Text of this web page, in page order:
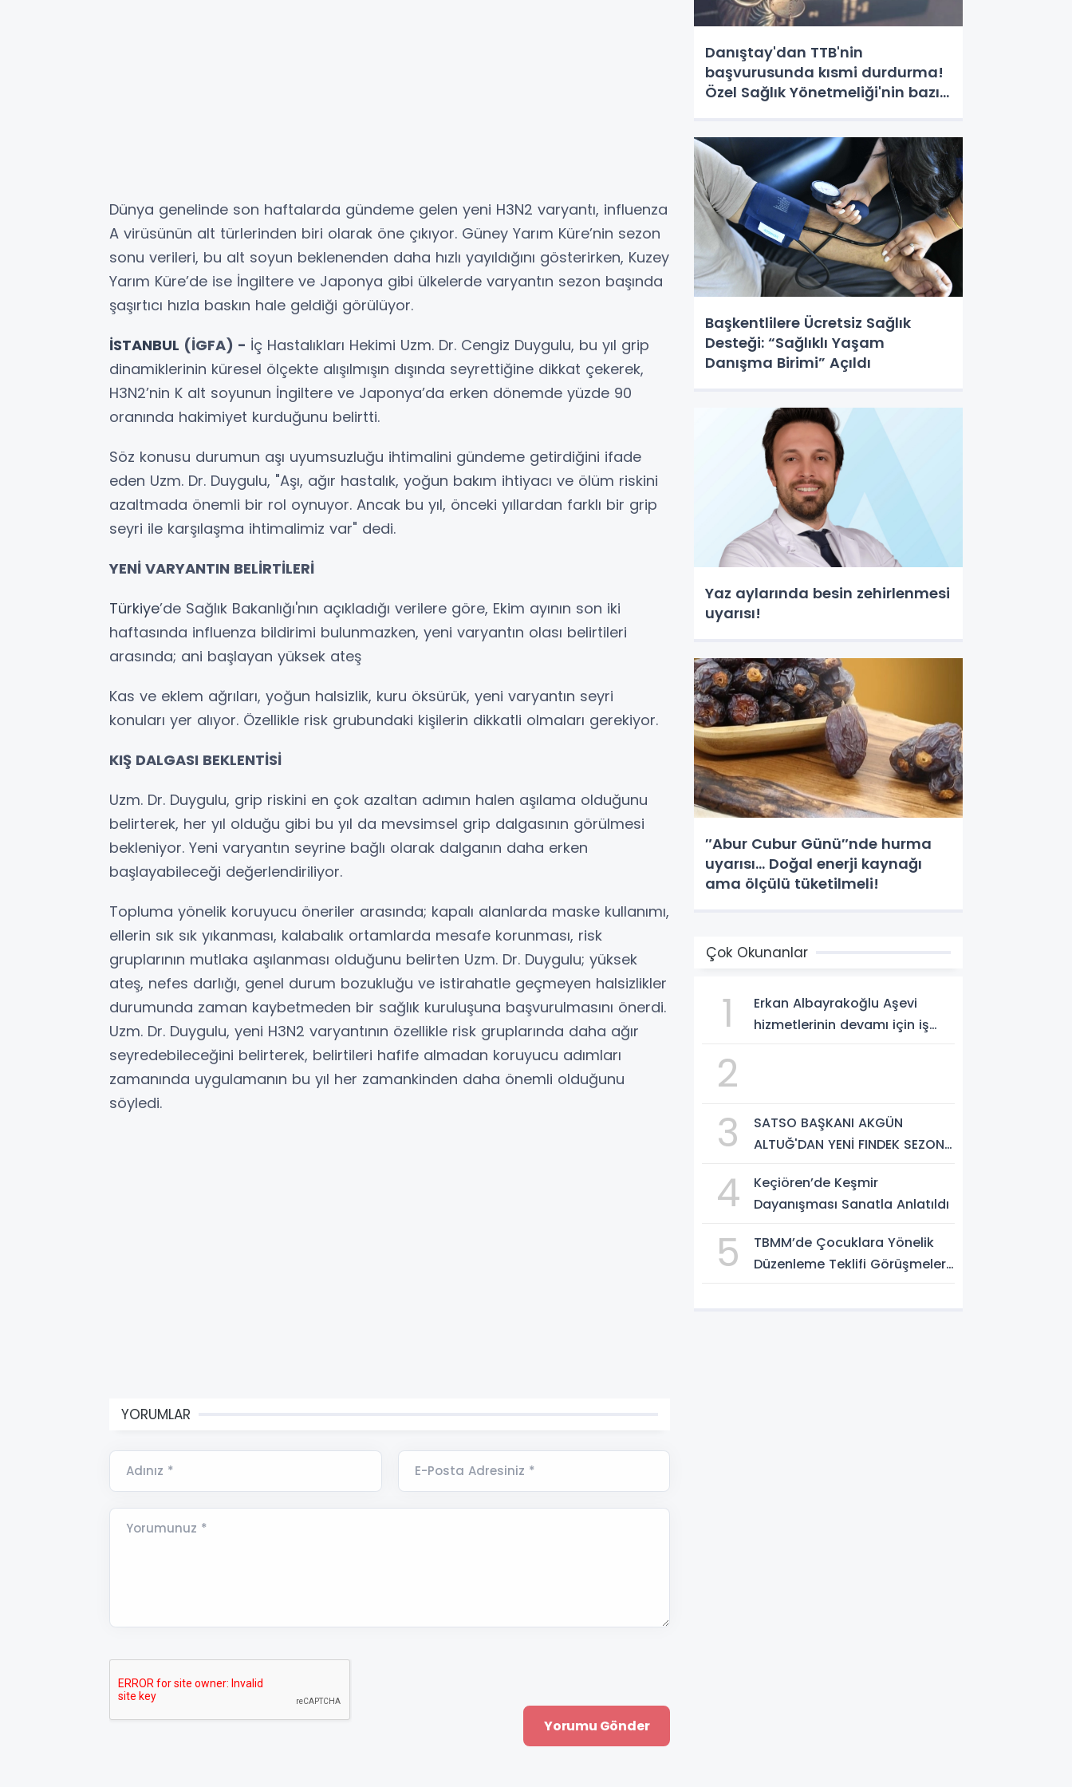
Dünya genelinde son haftalarda gündeme gelen yeni H3N2 varyantı, influenza
A virüsünün alt türlerinden biri olarak öne çıkıyor. Güney Yarım Küre’nin sezon
sonu verileri, bu alt soyun beklenenden daha hızlı yayıldığını gösterirken, Kuzey
Yarım Küre’de ise İngiltere ve Japonya gibi ülkelerde varyantın sezon başında
şaşırtıcı hızla baskın hale geldiği görülüyor.
İSTANBUL (İGFA) - İç Hastalıkları Hekimi Uzm. Dr. Cengiz Duygulu, bu yıl grip
dinamiklerinin küresel ölçekte alışılmışın dışında seyrettiğine dikkat çekerek,
H3N2’nin K alt soyunun İngiltere ve Japonya’da erken dönemde yüzde 90
oranında hakimiyet kurduğunu belirtti.
Söz konusu durumun aşı uyumsuzluğu ihtimalini gündeme getirdiğini ifade
eden Uzm. Dr. Duygulu, "Aşı, ağır hastalık, yoğun bakım ihtiyacı ve ölüm riskini
azaltmada önemli bir rol oynuyor. Ancak bu yıl, önceki yıllardan farklı bir grip
seyri ile karşılaşma ihtimalimiz var" dedi.
YENİ VARYANTIN BELİRTİLERİ
Türkiye’de Sağlık Bakanlığı'nın açıkladığı verilere göre, Ekim ayının son iki
haftasında influenza bildirimi bulunmazken, yeni varyantın olası belirtileri
arasında; ani başlayan yüksek ateş
Kas ve eklem ağrıları, yoğun halsizlik, kuru öksürük, yeni varyantın seyri
konuları yer alıyor. Özellikle risk grubundaki kişilerin dikkatli olmaları gerekiyor.
KIŞ DALGASI BEKLENTİSİ
Uzm. Dr. Duygulu, grip riskini en çok azaltan adımın halen aşılama olduğunu
belirterek, her yıl olduğu gibi bu yıl da mevsimsel grip dalgasının görülmesi
bekleniyor. Yeni varyantın seyrine bağlı olarak dalganın daha erken
başlayabileceği değerlendiriliyor.
Topluma yönelik koruyucu öneriler arasında; kapalı alanlarda maske kullanımı,
ellerin sık sık yıkanması, kalabalık ortamlarda mesafe korunması, risk
gruplarının mutlaka aşılanması olduğunu belirten Uzm. Dr. Duygulu; yüksek
ateş, nefes darlığı, genel durum bozukluğu ve istirahatle geçmeyen halsizlikler
durumunda zaman kaybetmeden bir sağlık kuruluşuna başvurulmasını önerdi.
Uzm. Dr. Duygulu, yeni H3N2 varyantının özellikle risk gruplarında daha ağır
seyredebileceğini belirterek, belirtileri hafife almadan koruyucu adımları
zamanında uygulamanın bu yıl her zamankinden daha önemli olduğunu
söyledi.
YORUMLAR
Adınız * E-Posta Adresiniz *
Yorumunuz *
Danıştay'dan TTB'nin
başvurusunda kısmi durdurma!
Özel Sağlık Yönetmeliği'nin bazı
Başkentlilere Ücretsiz Sağlık
Desteği: “Sağlıklı Yaşam
Danışma Birimi” Açıldı
Yaz aylarında besin zehirlenmesi
uyarısı!
″Abur Cubur Günü″nde hurma
uyarısı... Doğal enerji kaynağı
ama ölçülü tüketilmeli!
Çok Okunanlar
1
Erkan Albayrakoğlu Aşevi
hizmetlerinin devamı için iş
2
3
SATSO BAŞKANI AKGÜN
ALTUĞ'DAN YENİ FINDEK SEZONU
4
Keçiören’de Keşmir
Dayanışması Sanatla Anlatıldı
5
TBMM’de Çocuklara Yönelik
Düzenleme Teklifi Görüşmeleri